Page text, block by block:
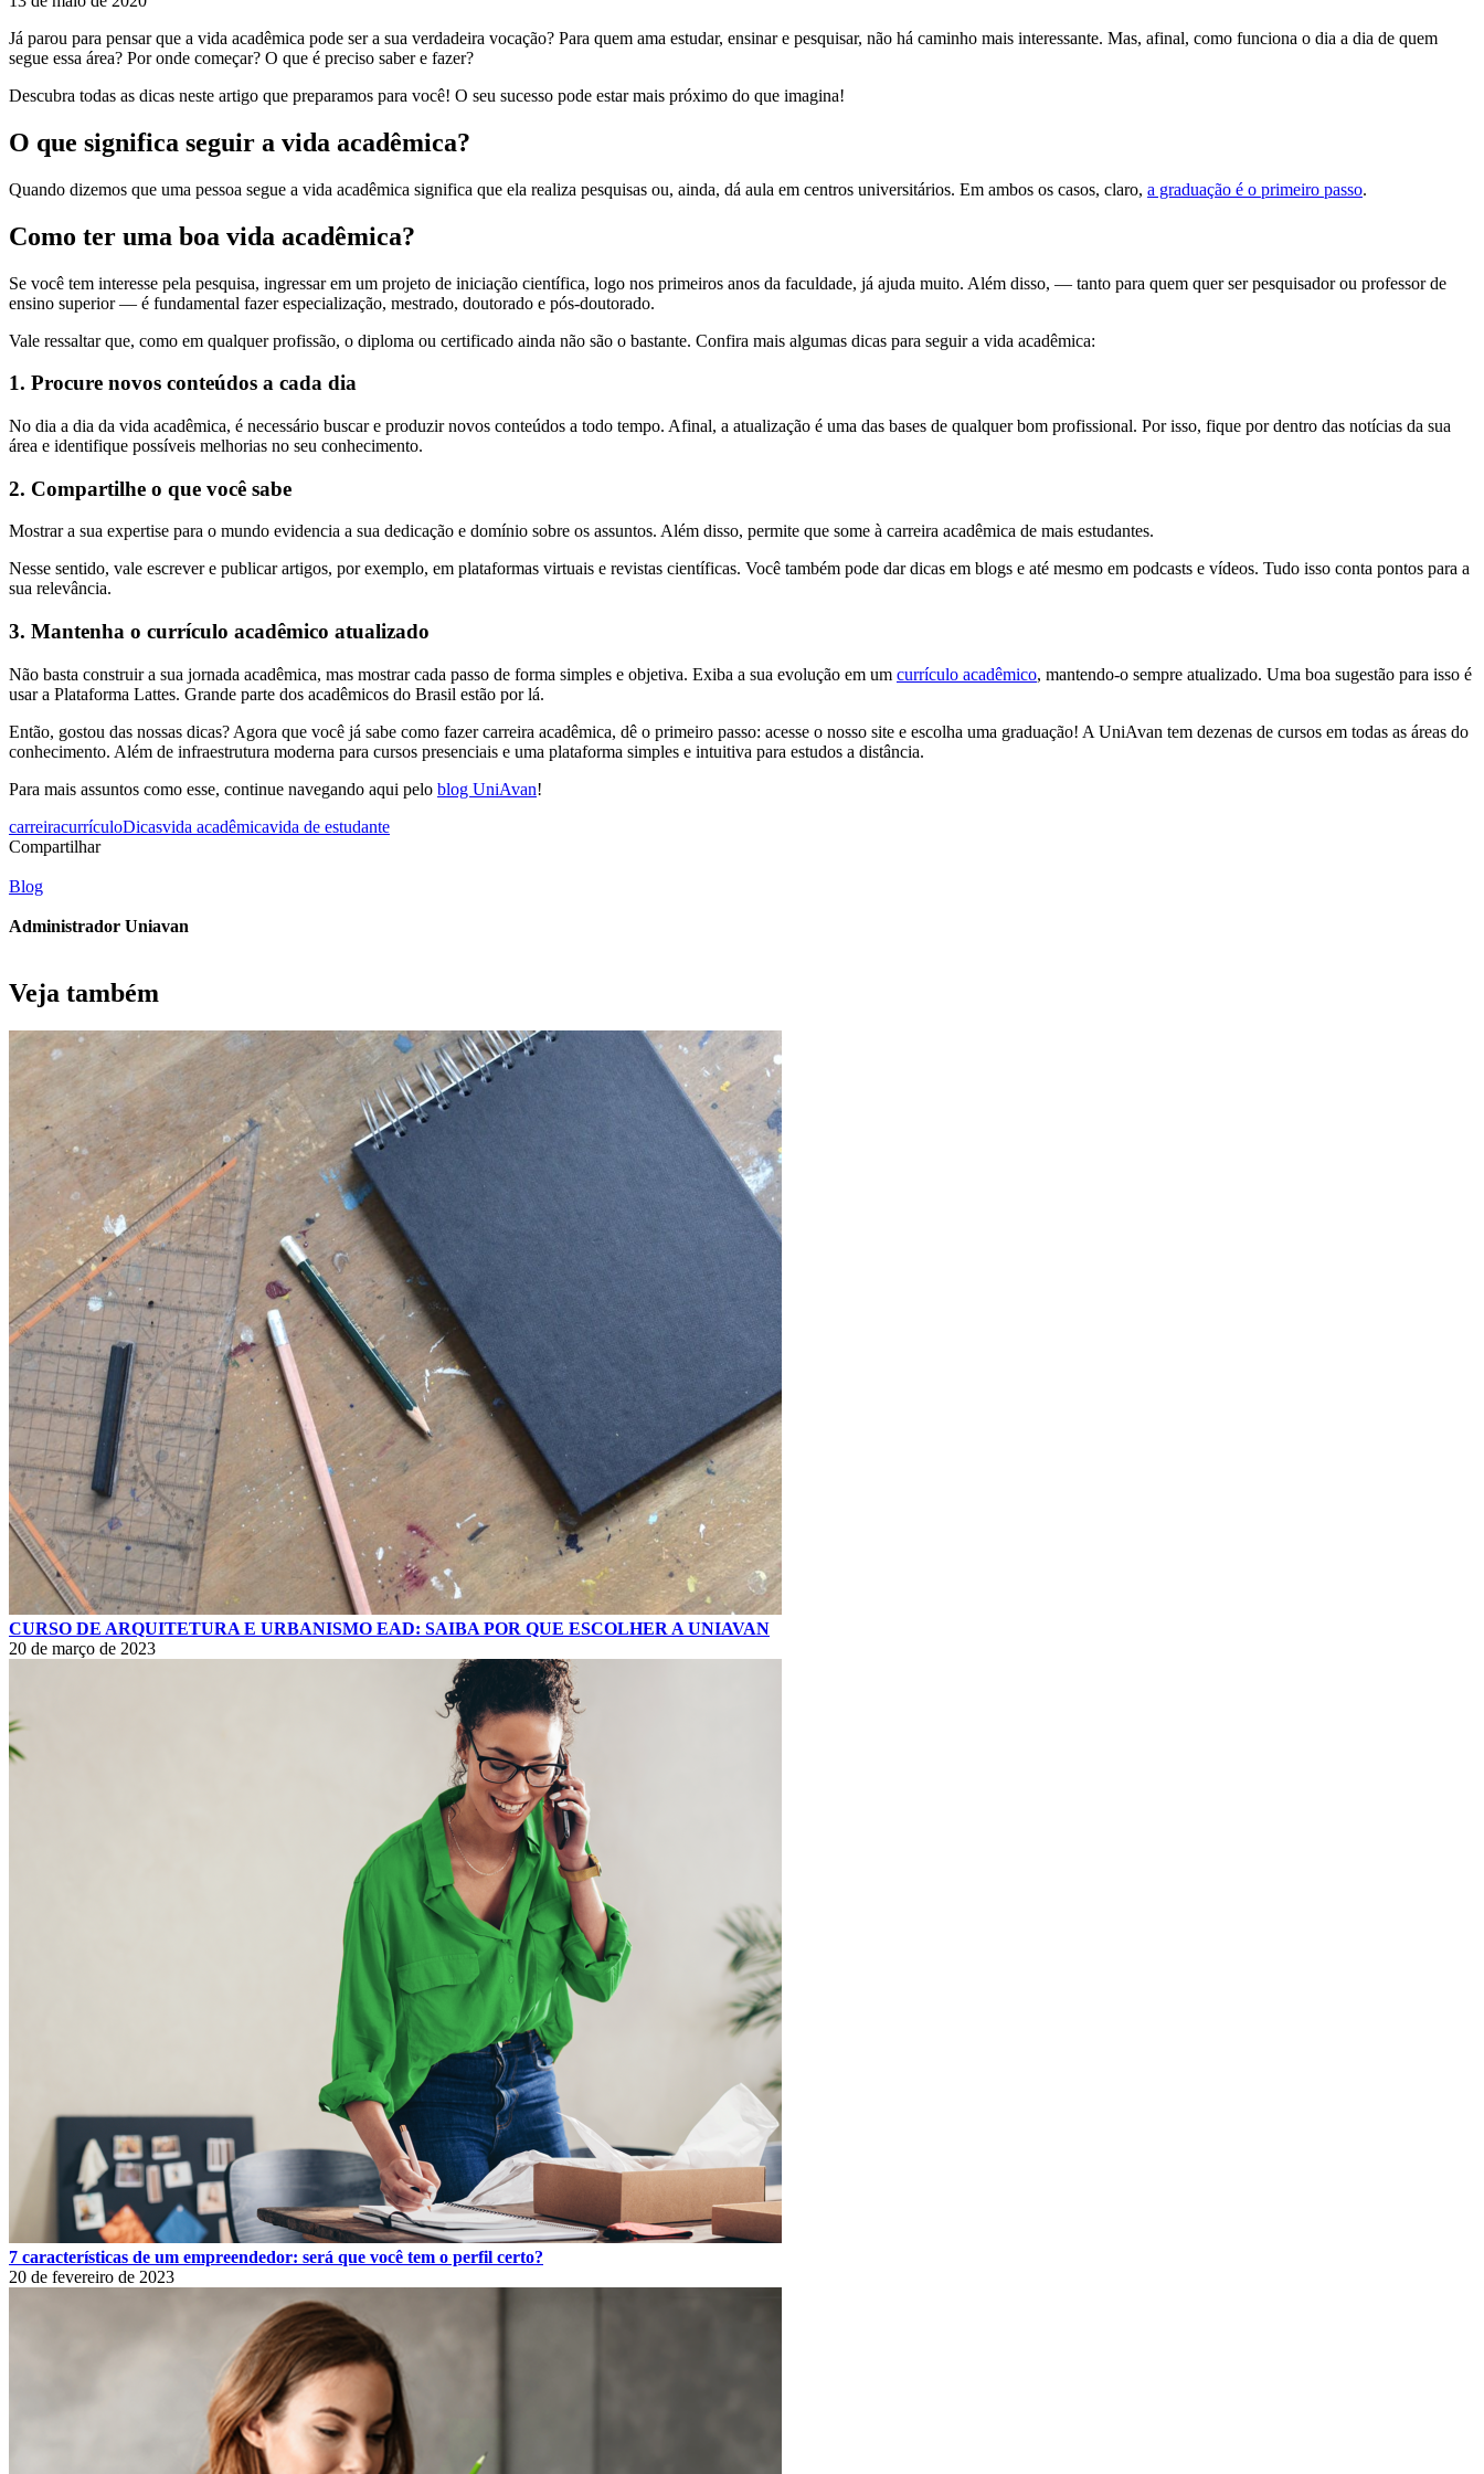
Já parou para pensar que a vida acadêmica pode ser a sua verdadeira vocação? Para quem ama estudar, ensinar e pesquisar, não há caminho mais interessante. Mas, afinal, como funciona o dia a dia de quem
segue essa área? Por onde começar? O que é preciso saber e fazer?
Descubra todas as dicas neste artigo que preparamos para você! O seu sucesso pode estar mais próximo do que imagina!
O que significa seguir a vida acadêmica?
Quando dizemos que uma pessoa segue a vida acadêmica significa que ela realiza pesquisas ou, ainda, dá aula em centros universitários. Em ambos os casos, claro, a graduação é o primeiro passo.
Como ter uma boa vida acadêmica?
Se você tem interesse pela pesquisa, ingressar em um projeto de iniciação científica, logo nos primeiros anos da faculdade, já ajuda muito. Além disso, — tanto para quem quer ser pesquisador ou professor de
ensino superior — é fundamental fazer especialização, mestrado, doutorado e pós-doutorado.
Vale ressaltar que, como em qualquer profissão, o diploma ou certificado ainda não são o bastante. Confira mais algumas dicas para seguir a vida acadêmica:
1. Procure novos conteúdos a cada dia
No dia a dia da vida acadêmica, é necessário buscar e produzir novos conteúdos a todo tempo. Afinal, a atualização é uma das bases de qualquer bom profissional. Por isso, fique por dentro das notícias da sua
área e identifique possíveis melhorias no seu conhecimento.
2. Compartilhe o que você sabe
Mostrar a sua expertise para o mundo evidencia a sua dedicação e domínio sobre os assuntos. Além disso, permite que some à carreira acadêmica de mais estudantes.
Nesse sentido, vale escrever e publicar artigos, por exemplo, em plataformas virtuais e revistas científicas. Você também pode dar dicas em blogs e até mesmo em podcasts e vídeos. Tudo isso conta pontos para a
sua relevância.
3. Mantenha o currículo acadêmico atualizado
Não basta construir a sua jornada acadêmica, mas mostrar cada passo de forma simples e objetiva. Exiba a sua evolução em um currículo acadêmico, mantendo-o sempre atualizado. Uma boa sugestão para isso é
usar a Plataforma Lattes. Grande parte dos acadêmicos do Brasil estão por lá.
Então, gostou das nossas dicas? Agora que você já sabe como fazer carreira acadêmica, dê o primeiro passo: acesse o nosso site e escolha uma graduação! A UniAvan tem dezenas de cursos em todas as áreas do
conhecimento. Além de infraestrutura moderna para cursos presenciais e uma plataforma simples e intuitiva para estudos a distância.
Para mais assuntos como esse, continue navegando aqui pelo blog UniAvan!
carreiracurrículoDicasvida acadêmicavida de estudante
Compartilhar
Blog
Administrador Uniavan
Veja também
CURSO DE ARQUITETURA E URBANISMO EAD: SAIBA POR QUE ESCOLHER A UNIAVAN
20 de março de 2023
7 características de um empreendedor: será que você tem o perfil certo?
20 de fevereiro de 2023